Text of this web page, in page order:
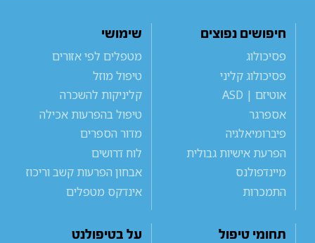
חיפושים נפוצים
פסיכולוג
פסיכולוג קליני
אוטיזם | ASD
אספרגר
פיברומיאלגיה
הפרעת אישיות גבולית
מיינדפולנס
התמכרות
שימושי
מטפלים לפי אזורים
טיפול מוזל
קליניקות להשכרה
טיפול בהפרעות אכילה
מדור הספרים
לוח דרושים
אבחון הפרעות קשב וריכוז
אינדקס מטפלים
תחומי טיפול
על בטיפולנט